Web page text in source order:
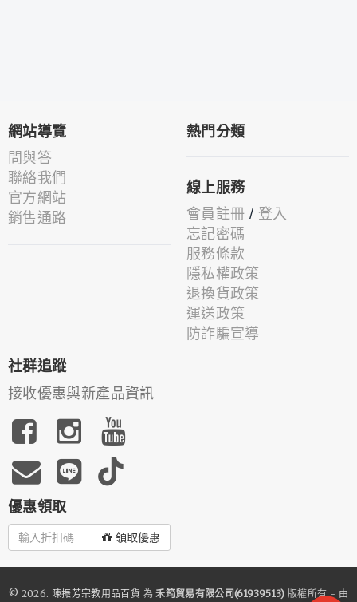
網站導覽
問與答
聯絡我們
官方網站
銷售通路
熱門分類
線上服務
會員註冊 / 登入
忘記密碼
服務條款
隱私權政策
退換貨政策
運送政策
防詐騙宣導
社群追蹤
接收優惠與新產品資訊
優惠領取
領取優惠
© 2026. 陳振芳宗教用品百貨 為禾筠貿易有限公司(61939513) 版權所有 - 由